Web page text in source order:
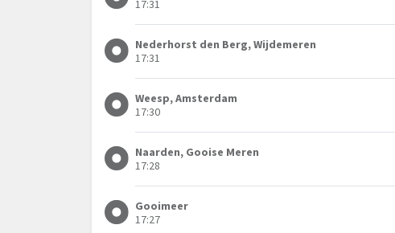
17:31
Nederhorst den Berg, Wijdemeren
17:31
Weesp, Amsterdam
17:30
Naarden, Gooise Meren
17:28
Gooimeer
17:27